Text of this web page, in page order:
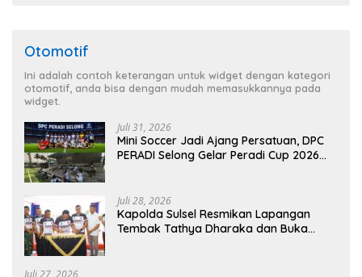
Otomotif
Ini adalah contoh keterangan untuk widget dengan kategori
otomotif, anda bisa dengan mudah memasukkannya pada
widget.
Juli 31, 2026
Mini Soccer Jadi Ajang Persatuan, DPC
PERADI Selong Gelar Peradi Cup 2026
Juli 28, 2026
Kapolda Sulsel Resmikan Lapangan
Tembak Tathya Dharaka dan Buka